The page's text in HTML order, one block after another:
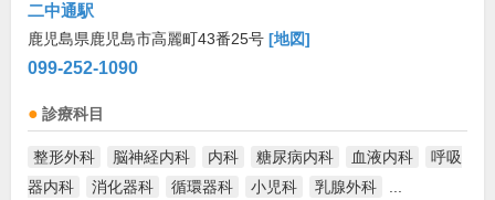
二中通駅
鹿児島県鹿児島市高麗町43番25号 [地図]
099-252-1090
診療科目
整形外科 脳神経内科 内科 糖尿病内科 血液内科
呼吸
器内科
消化器科 循環器科 小児科 乳腺外科